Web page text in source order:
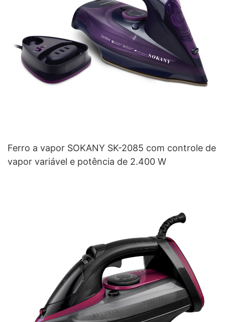
Ferro a vapor SOKANY SK-2085 com controle de
vapor variável e potência de 2.400 W